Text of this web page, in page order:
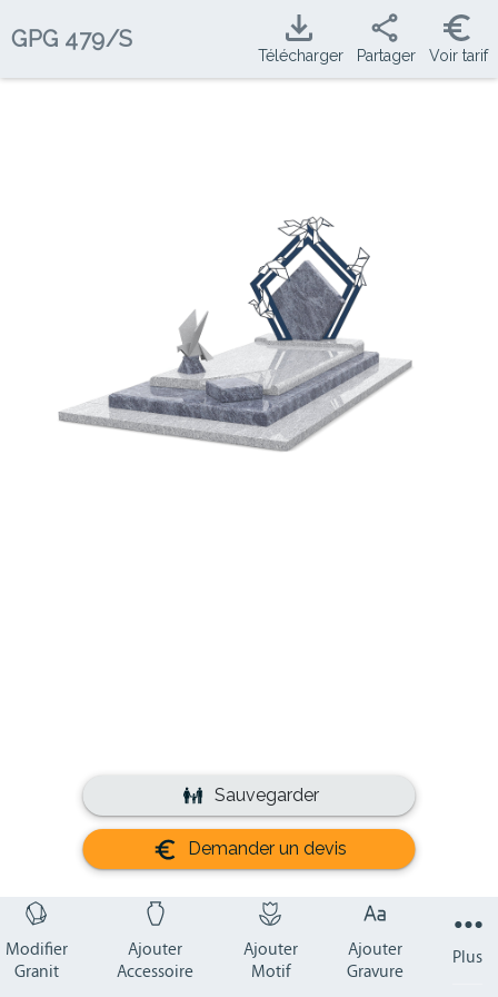
GPG 479/S
Télécharger Partager Voir tarif
Modifier
Granit
Ajouter
Accessoire
Ajouter
Motif
Ajouter
Gravure
Plus
Sauvegarder
Demander un devis